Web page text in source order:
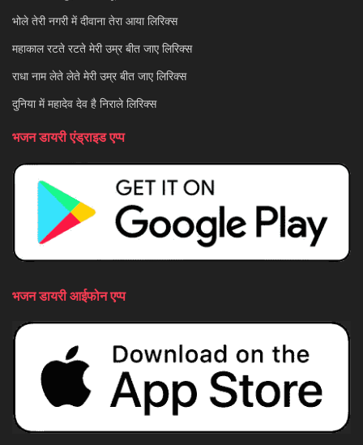
भोले तेरी नगरी में दीवाना तेरा आया लिरिक्स
महाकाल रटते रटते मेरी उम्र बीत जाए लिरिक्स
राधा नाम लेते लेते मेरी उम्र बीत जाए लिरिक्स
दुनिया में महादेव देव है निराले लिरिक्स
भजन डायरी एंड्राइड एप्प
भजन डायरी आईफोन एप्प